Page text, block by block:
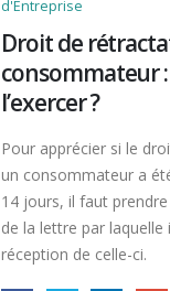
d'Entreprise
Droit de
consommateur
l’exercer ?
Pour apprécier si le
un consommateur a
14 jours, il faut
de la lettre par
réception de celle-ci.